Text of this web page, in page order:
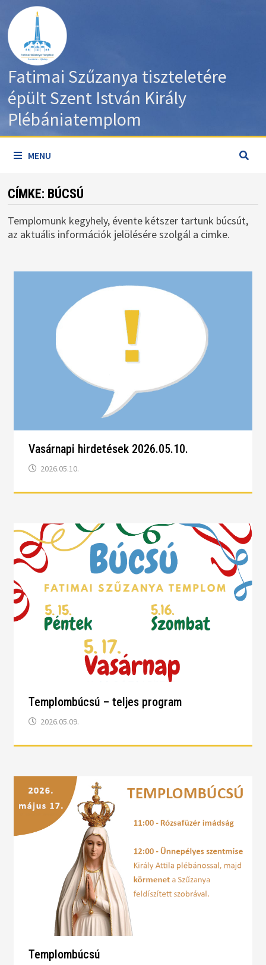
content
Fatimai Szűzanya tiszteletére
épült Szent István Király
Plébániatemplom
MENU
CÍMKE: BÚCSÚ
Templomunk kegyhely, évente kétszer tartunk búcsút,
az aktuális információk jelölésére szolgál a cimke.
Vasárnapi hirdetések 2026.05.10.
2026.05.10.
Templombúcsú – teljes program
2026.05.09.
Templombúcsú